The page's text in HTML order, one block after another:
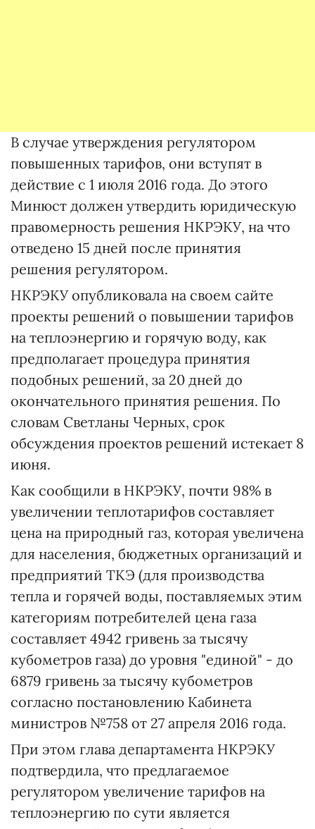
В случае утверждения регулятором
повышенных тарифов, они вступят в
действие с 1 июля 2016 года. До этого
Минюст должен утвердить юридическую
правомерность решения НКРЭКУ, на что
отведено 15 дней после принятия
решения регулятором.
НКРЭКУ опубликовала на своем сайте
проекты решений о повышении тарифов
на теплоэнергию и горячую воду, как
предполагает процедура принятия
подобных решений, за 20 дней до
окончательного принятия решения. По
словам Светланы Черных, срок
обсуждения проектов решений истекает 8
июня.
Как сообщили в НКРЭКУ, почти 98% в
увеличении теплотарифов составляет
цена на природный газ, которая увеличена
для населения, бюджетных организаций и
предприятий ТКЭ (для производства
тепла и горячей воды, поставляемых этим
категориям потребителей цена газа
составляет 4942 гривень за тысячу
кубометров газа) до уровня "единой" - до
6879 гривень за тысячу кубометров
согласно постановлению Кабинета
министров №758 от 27 апреля 2016 года.
При этом глава департамента НКРЭКУ
подтвердила, что предлагаемое
регулятором увеличение тарифов на
теплоэнергию по сути является